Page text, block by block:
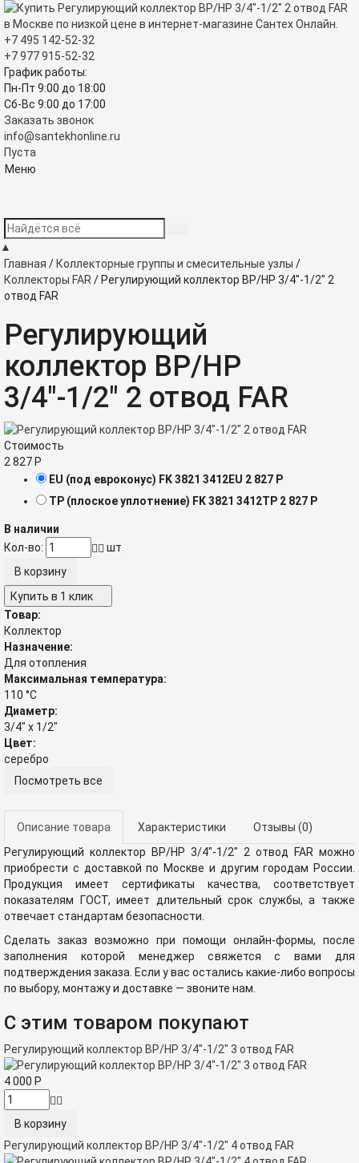
+7 495 142-52-32
+7 977915-52-32
График работы:
Пн-Пт 9:00 до 18:00
Сб-Вс 9:00 до 17:00
Заказать звонок
info@santekhonline.ru
Пуста
Меню
▲
Главная / Коллекторные группы и смесительные узлы /
Коллекторы FAR / Регулирующий коллектор ВР/НР 3/4"-1/2" 2
отвод FAR
Регулирующий
коллектор ВР/НР
3/4"-1/2" 2 отвод FAR
Стоимость
2 827 Р
EU (под евроконус) FK 3821 3412EU 2 827 Р
TP (плоское уплотнение) FK 3821 3412TP 2 827 Р
В наличии
Кол-во:
шт
Купить в 1 клик
Товар:
Коллектор
Назначение:
Для отопления
Максимальная температура:
110 °C
Диаметр:
3/4" x 1/2"
Цвет:
серебро
Посмотреть все
Описание товара Характеристики Отзывы (0)
Регулирующий коллектор ВР/НР 3/4"-1/2" 2 отвод FAR можно
приобрести с доставкой по Москве и другим городам России.
Продукция имеет сертификаты качества, соответствует
показателям ГОСТ, имеет длительный срок службы, а также
отвечает стандартам безопасности.
Сделать заказ возможно при помощи онлайн-формы, после
заполнения которой менеджер свяжется с вами для
подтверждения заказа. Если у вас остались какие-либо вопросы
по выбору, монтажу и доставке — звоните нам.
С этим товаром покупают
Регулирующий коллектор ВР/НР 3/4"-1/2" 3 отвод FAR
4 000 Р
Регулирующий коллектор ВР/НР 3/4"-1/2" 4 отвод FAR